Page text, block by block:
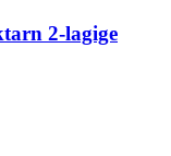
2-lagige